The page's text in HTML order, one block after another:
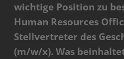
wichtige Position zu
Human Resources
Stellvertreter des
(m/w/x). Was